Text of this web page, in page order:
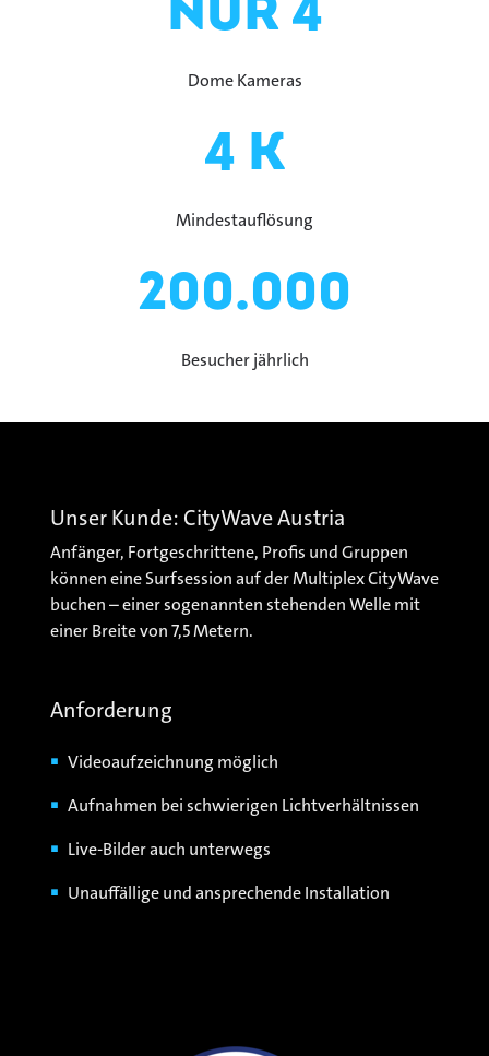
Dome Kameras
4 K
Mindestauflösung
200.000
Besucher jährlich
Unser Kunde: CityWave Austria
Anfänger, Fortgeschrittene, Profis und Gruppen
können eine Surfsession auf der Multiplex CityWave
buchen – einer sogenannten stehenden Welle mit
einer Breite von 7,5 Metern.
Anforderung
Videoaufzeichnung möglich
Aufnahmen bei schwierigen Lichtverhältnissen
Live-Bilder auch unterwegs
Unauffällige und ansprechende Installation